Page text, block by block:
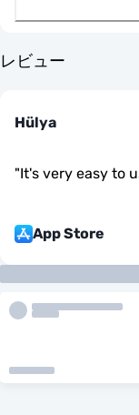
レビュー
Hülya
"It's very easy to
App Store